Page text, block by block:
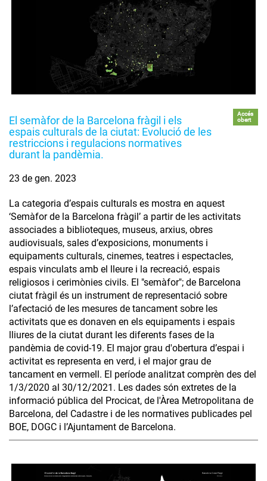
El semàfor de la Barcelona fràgil i els
espais culturals de la ciutat: Evolució de les
restriccions i regulacions normatives
durant la pandèmia.
Accés
obert
23 de gen. 2023
La categoria d’espais culturals es mostra en aquest
‘Semàfor de la Barcelona fràgil’ a partir de les activitats
associades a biblioteques, museus, arxius, obres
audiovisuals, sales d’exposicions, monuments i
equipaments culturals, cinemes, teatres i espectacles,
espais vinculats amb el lleure i la recreació, espais
religiosos i cerimònies civils. El "semàfor"; de Barcelona
ciutat fràgil és un instrument de representació sobre
l’afectació de les mesures de tancament sobre les
activitats que es donaven en els equipaments i espais
lliures de la ciutat durant les diferents fases de la
pandèmia de covid-19. El major grau d'obertura d’espai i
activitat es representa en verd, i el major grau de
tancament en vermell. El període analitzat comprèn des del
1/3/2020 al 30/12/2021. Les dades són extretes de la
informació pública del Procicat, de l'Àrea Metropolitana de
Barcelona, del Cadastre i de les normatives publicades pel
BOE, DOGC i l’Ajuntament de Barcelona.